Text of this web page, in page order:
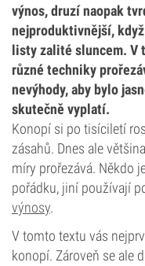
výnos, druzí naopak
nejproduktivnější,
listy zalité sluncem. V
různé techniky
nevýhody, aby bylo
skutečně vyplatí.
Konopí si po tisíciletí
zásahů. Dnes ale
míry prořezává. Někdo
pořádku, jiní používají
výnosy.
V tomto textu vás
konopí. Zároveň se ale